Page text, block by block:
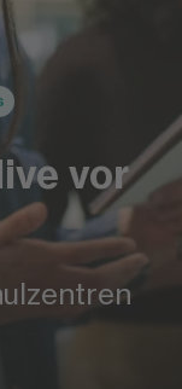
vor